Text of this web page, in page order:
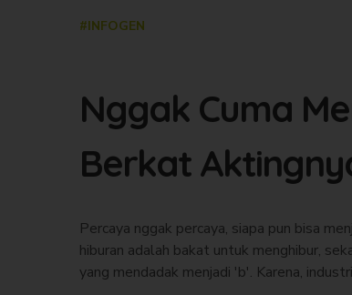
#INFOGEN
Nggak Cuma
Berkat
Percaya nggak percaya, siapa pun bisa
hiburan adalah bakat untuk menghibur,
yang mendadak menjadi 'b'. Karena,